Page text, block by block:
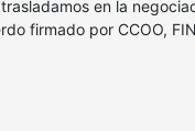
en la
firmado por CCOO,